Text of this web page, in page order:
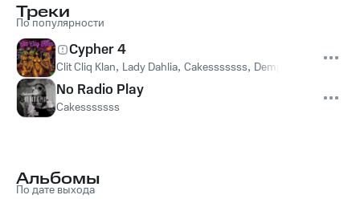
Треки
По популярности
Cypher 4
Clit Cliq Klan, Lady Dahlia, Cakesssssss, Demplz
No Radio Play
Cakesssssss
Альбомы
По дате выхода